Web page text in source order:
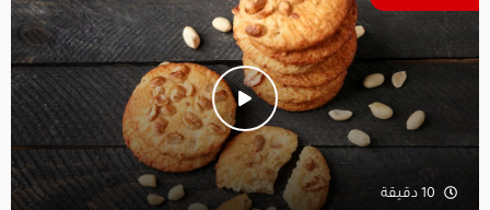
10 دقيقة